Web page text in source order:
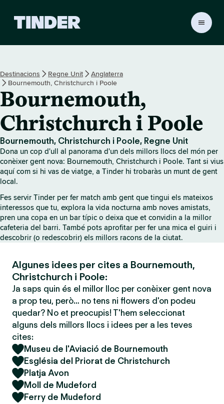
r
I
n
i
i
Destinacions Regne Unit
Anglaterra
Bournemouth, Christchurch i Poole
Bournemouth,
Christchurch i Poole
Bournemouth, Christchurch i Poole, Regne Unit
Dona un cop d'ull al panorama d'un dels millors llocs del món per
conèixer gent nova: Bournemouth, Christchurch i Poole. Tant si vius
aquí com si hi vas de viatge, a Tinder hi trobaràs un munt de gent
local.
Fes servir Tinder per fer match amb gent que tingui els mateixos
interessos que tu, explora la vida nocturna amb noves amistats,
pren una copa en un bar típic o deixa que et convidin a la millor
cafeteria del barri. També pots aprofitar per fer una mica el guiri i
descobrir (o redescobrir) els millors racons de la ciutat.
Algunes idees per cites a Bournemouth,
Christchurch i Poole:
Ja saps quin és el millor lloc per conèixer gent nova
a prop teu, però… no tens ni flowers d'on podeu
quedar? No et preocupis! T'hem seleccionat
alguns dels millors llocs i idees per a les teves
cites:
Museu de l'Aviació de Bournemouth
Església del Priorat de Christchurch
Platja Avon
Moll de Mudeford
Ferry de Mudeford